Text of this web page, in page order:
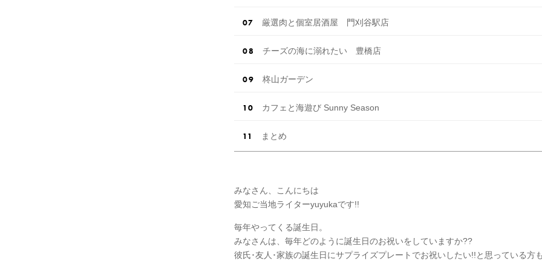
厳選肉と個室居酒屋 門刈谷駅店
チーズの海に溺れたい 豊橋店
柊山ガーデン
カフェと海遊び Sunny Season
まとめ
みなさん、こんにちは
愛知ご当地ライターyuyukaです!!
毎年やってくる誕生日。
みなさんは、毎年どのように誕生日のお祝いをしていますか??
彼氏･友人･家族の誕生日にサプライズプレートでお祝いしたい!!と思っている方